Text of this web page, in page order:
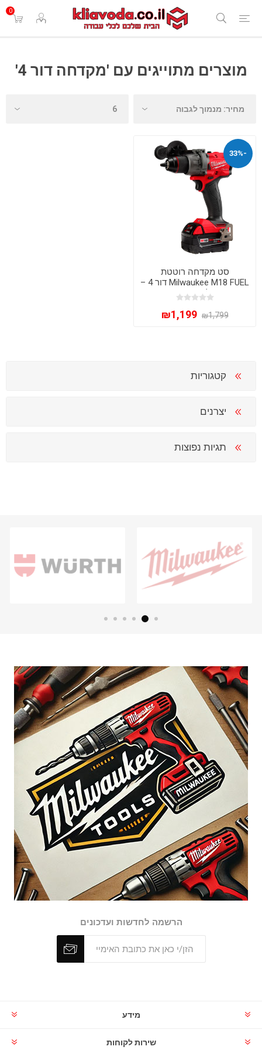
0
מוצרים מתוייגים עם 'מקדחה דור 4'
-33%
סט מקדחה רוטטת
Milwaukee M18 FUEL דור 4 –
עוצמה בלתי מתפשרת עם
סוללת 5Ah ומטען
₪1,799
₪1,199
קטגוריות
יצרנים
תגיות נפוצות
הרשמה לחדשות ועדכונים
מידע
שירות לקוחות